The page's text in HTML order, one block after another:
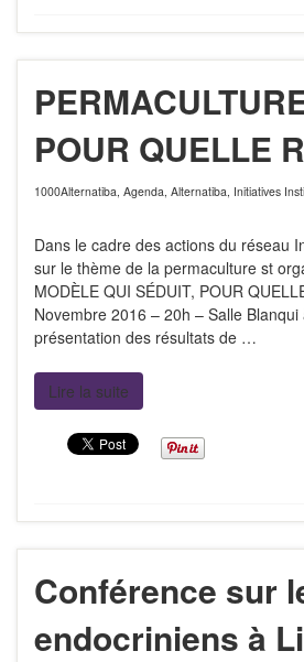
POUR QUELLE
1000Alternatiba, Agenda, Alternatiba, Initiatives
Dans le cadre des actions du réseau
sur le thème de la permaculture st
MODÈLE QUI SÉDUIT, POUR
Novembre 2016 – 20h – Salle
présentation des résultats de …
Lire la suite
Conférence sur
endocriniens à